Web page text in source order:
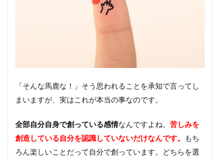
って
ます
か？
自分
の内
側を
癒し
まし
「そんな馬鹿な！」そう思われることを承知で言ってし
まいますが、実はこれが本当の事なのです。
全部自分自身で創っている感情なんですよね。 苦しみを
創造している自分を認識していないだけなんです。
もち
ろん楽しいことだって自分で創っています。どちらを選